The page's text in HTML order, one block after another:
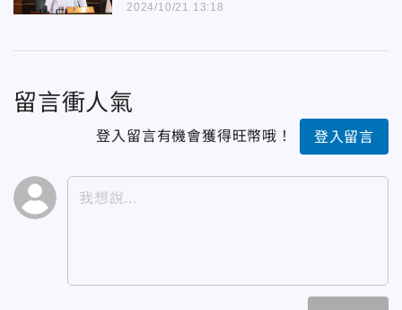
2024/10/21 13:18
留言衝人氣
登入留言有機會獲得旺幣哦！ 登入留言